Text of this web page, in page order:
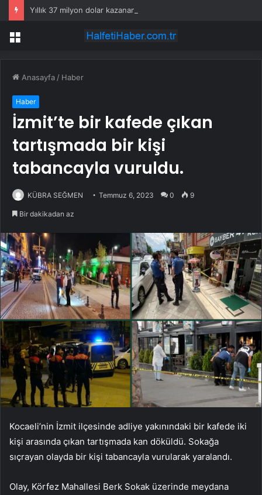
Menü
Anasayfa / Haber
Haber
İzmit’te bir kafede çıkan
tartışmada bir kişi
tabancayla vuruldu.
KÜBRA SEĞMEN Temmuz 6, 2023 0 9
Bir dakikadan az
Kocaeli’nin İzmit ilçesinde adliye yakınındaki bir kafede iki
kişi arasında çıkan tartışmada kan döküldü. Sokağa
sıçrayan olayda bir kişi tabancayla vurularak yaralandı.
Olay, Körfez Mahallesi Berk Sokak üzerinde meydana